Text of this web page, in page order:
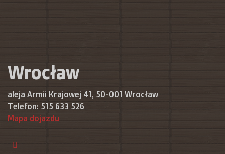
Wrocław
aleja Armii Krajowej 41, 50-001 Wrocław
Telefon: 515 633 526
Mapa dojazdu